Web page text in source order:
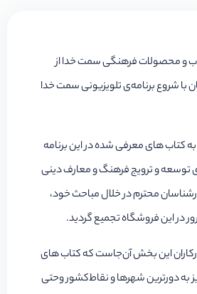
و محصولات فرهنگی سمت خدا از
1388 همزمان با شروع برنامه‌ی تلویزیونی سمت خدا
کتاب های معرفی شده در این برنامه
توسعه و ترویج فرهنگ و معارف دینی
محترم در خلال مباحث خود،
در این فروشگاه تجمیع گردید.
این بخش آن‌جاست که کتاب های
به دورترین شهرها و نقاط‌کشور وحتی